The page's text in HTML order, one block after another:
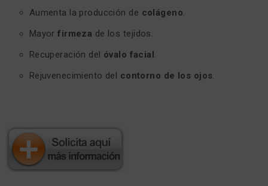
Aumenta la producción de colágeno.
Mayorfirmeza de los tejidos.
Recuperación del óvalo facial.
Rejuvenecimiento del contorno de los ojos.